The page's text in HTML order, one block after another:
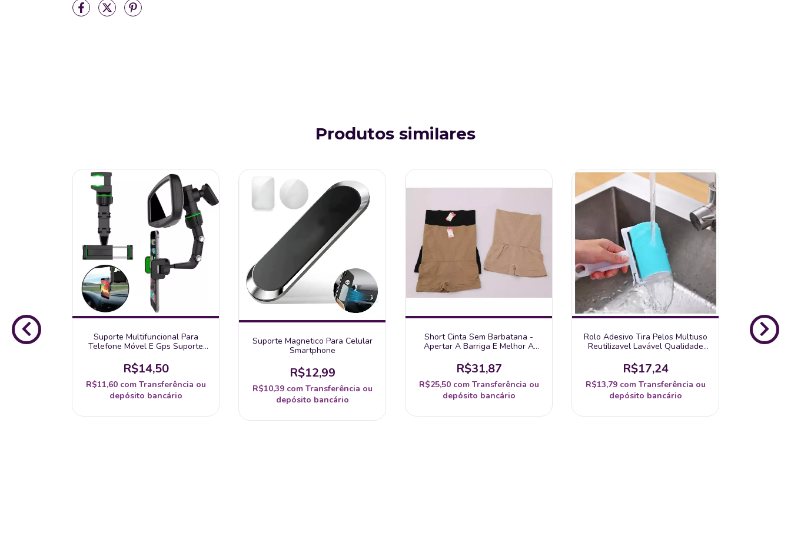
Produtos similares
Para
Suporte Multifuncional Para
Telefone Móvel E Gps Suporte
Ajustável 360 Graus
R$14,50
R$11,60 com Transferência ou
depósito bancário
Suporte Magnetico Para Celular
Smartphone
R$12,99
R$10,39 com Transferência ou
depósito bancário
Short Cinta Sem Barbatana -
Apertar A Barriga E Melhor A
R$31,87
R$25,50 com Transferência ou
depósito bancário
Rolo Adesivo Tira Pelos Multiuso
Reutilizavel Lavável Qualidade
R$17,24
R$13,79 com Transferência ou
depósito bancário